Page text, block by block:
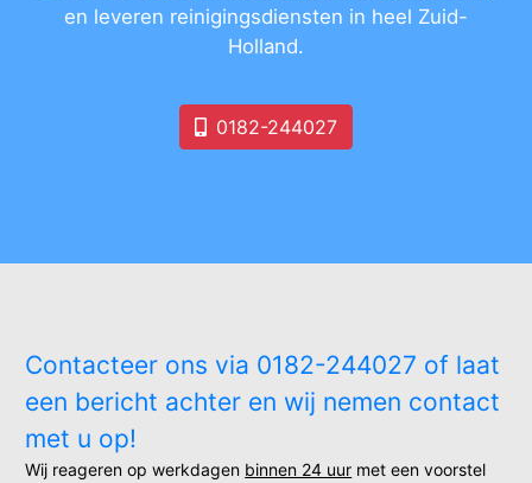
en leveren reinigingsdiensten in heel Zuid-
Holland.
0182-244027
Contacteer ons via 0182-244027 of laat
een bericht achter en wij nemen contact
met u op!
Wij reageren op werkdagen binnen 24 uur met een voorstel